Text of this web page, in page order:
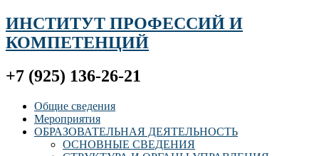
ИНСТИТУТ ПРОФЕССИЙ И
КОМПЕТЕНЦИЙ
+7 (925) 136-26-21
Общие сведения
Мероприятия
ОБРАЗОВАТЕЛЬНАЯ ДЕЯТЕЛЬНОСТЬ
ОСНОВНЫЕ СВЕДЕНИЯ